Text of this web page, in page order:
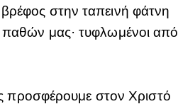
στην ταπεινή φάτνη
μας· τυφλωμένοι από
προσφέρουμε στον Χριστό